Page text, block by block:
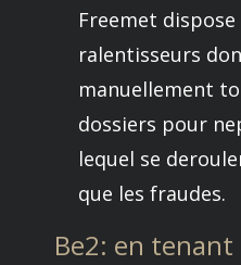
Freemet dispose
ralentisseurs
manuellement
dossiers pour
lequel se
que les fraudes.
Be2: en